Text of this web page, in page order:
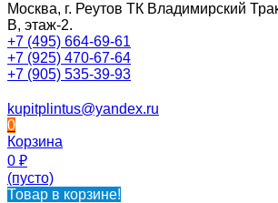
Москва, г. Реутов ТК Владимирский
В, этаж-2.
+7 (495) 664-69-61
+7 (925) 470-67-64
+7 (905) 535-39-93
kupitplintus@yandex.ru
0
Корзина
0 ₽
(пусто)
Товар в корзине!